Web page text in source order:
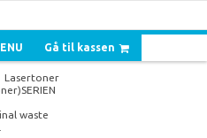
Gå til kassen
Lasertoner
waste